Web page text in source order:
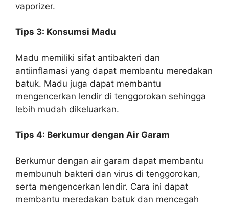
vaporizer.
Tips 3: Konsumsi Madu
Madu memiliki sifat antibakteri dan
antiinflamasi yang dapat membantu meredakan
batuk. Madu juga dapat membantu
mengencerkan lendir di tenggorokan sehingga
lebih mudah dikeluarkan.
Tips 4: Berkumur dengan Air Garam
Berkumur dengan air garam dapat membantu
membunuh bakteri dan virus di tenggorokan,
serta mengencerkan lendir. Cara ini dapat
membantu meredakan batuk dan mencegah